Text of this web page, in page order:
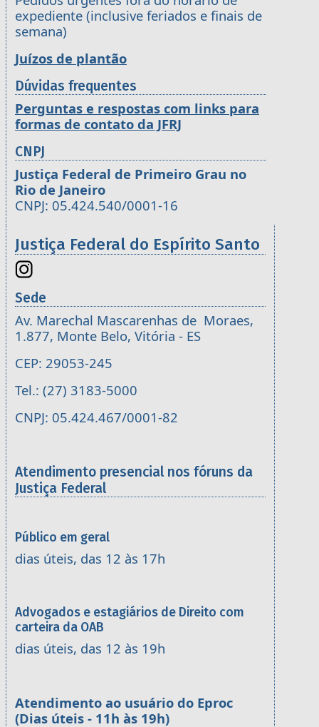
expediente (inclusive feriados e finais de
semana)
Juízos de plantão
Dúvidas frequentes
Perguntas e respostas com links para
formas de contato da JFRJ
CNPJ
Justiça Federal de Primeiro Grau no
Rio de Janeiro
CNPJ: 05.424.540/0001-16
Justiça Federal do Espírito Santo
Sede
Av. Marechal Mascarenhas de Moraes,
1.877, Monte Belo, Vitória - ES
CEP: 29053-245
Tel.: (27) 3183-5000
CNPJ: 05.424.467/0001-82
Atendimento presencial nos fóruns da
Justiça Federal
Público em geral
dias úteis, das 12 às 17h
Advogados e estagiários de Direito com
carteira da OAB
dias úteis, das 12 às 19h
Atendimento ao usuário do Eproc
(Dias úteis - 11h às 19h)